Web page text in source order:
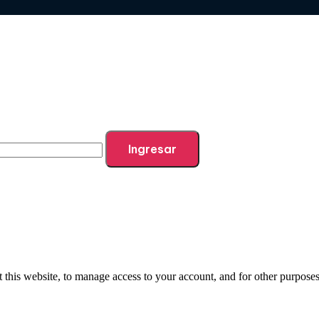
Ingresar
website, to manage access to your account, and for other